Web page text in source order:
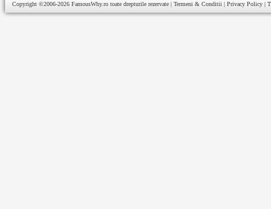
Copyright ©2006-2026 FamousWhy.ro toate drepturile rezervate | Termeni & Conditii | Privacy Policy |